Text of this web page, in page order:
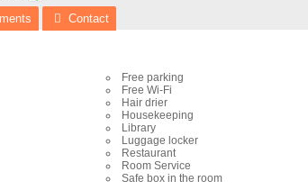
Contact
Free parking
Free Wi-Fi
Hair drier
Housekeeping
Library
Luggage locker
Restaurant
Room Service
Safe box in the room